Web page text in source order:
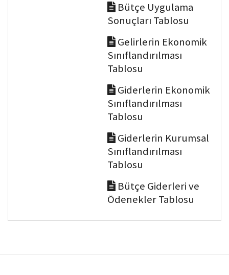
Bütçe Uygulama
Sonuçları Tablosu
Gelirlerin Ekonomik
Sınıflandırılması
Tablosu
Giderlerin Ekonomik
Sınıflandırılması
Tablosu
Giderlerin Kurumsal
Sınıflandırılması
Tablosu
Bütçe Giderleri ve
Ödenekler Tablosu